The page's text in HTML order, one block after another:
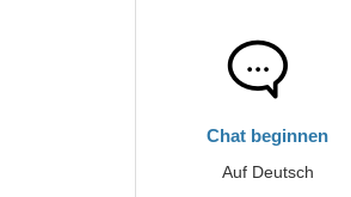
Chat beginnen
Auf Deutsch